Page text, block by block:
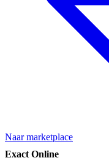
Naar marketplace
Exact Online